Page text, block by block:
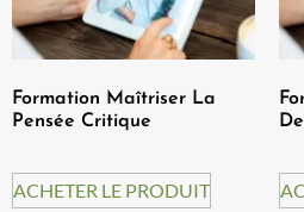
Formation Maîtriser La
Pensée Critique
ACHETER LE PRODUIT